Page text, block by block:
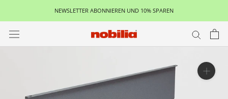
contenu
NEWSLETTER ABONNIEREN UND 10% SPAREN